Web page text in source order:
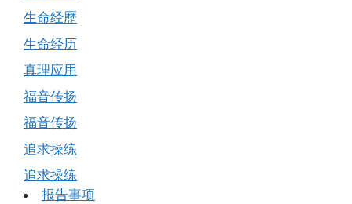
生命经歷
生命经历
真理应用
福音传扬
福音传扬
追求操练
追求操练
报告事项